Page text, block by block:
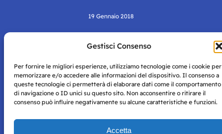
Gestisci Consenso
Per fornire le migliori esperienze, utilizziamo tecnologie come i cookie per
memorizzare e/o accedere alle informazioni del dispositivo. Il consenso a
queste tecnologie ci permetterà di elaborare dati come il comportamento
di navigazione o ID unici su questo sito. Non acconsentire o ritirare il
consenso può influire negativamente su alcune caratteristiche e funzioni.
Accetta
19 Gennaio 2018
Napoli con autorizzazione numero 38 del 25/9/2019.
Tutte le immagini e i contenuti su questo sito sono forniti